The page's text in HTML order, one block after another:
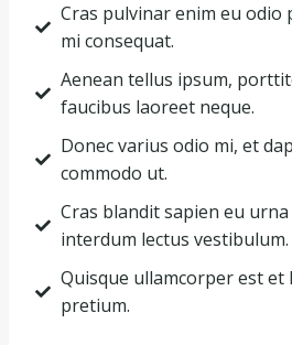
Cras pulvinar enim eu
mi consequat.
Aenean tellus ipsum,
faucibus laoreet neque.
Donec varius odio mi, et
commodo ut.
Cras blandit sapien eu
interdum lectus vestibulum.
Quisque ullamcorper est et
pretium.